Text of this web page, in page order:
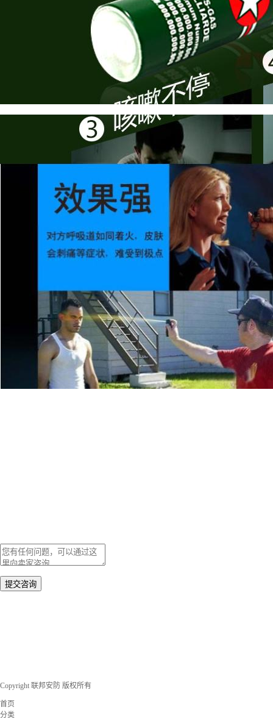
Copyright 联邦安防 版权所有
首页
分类